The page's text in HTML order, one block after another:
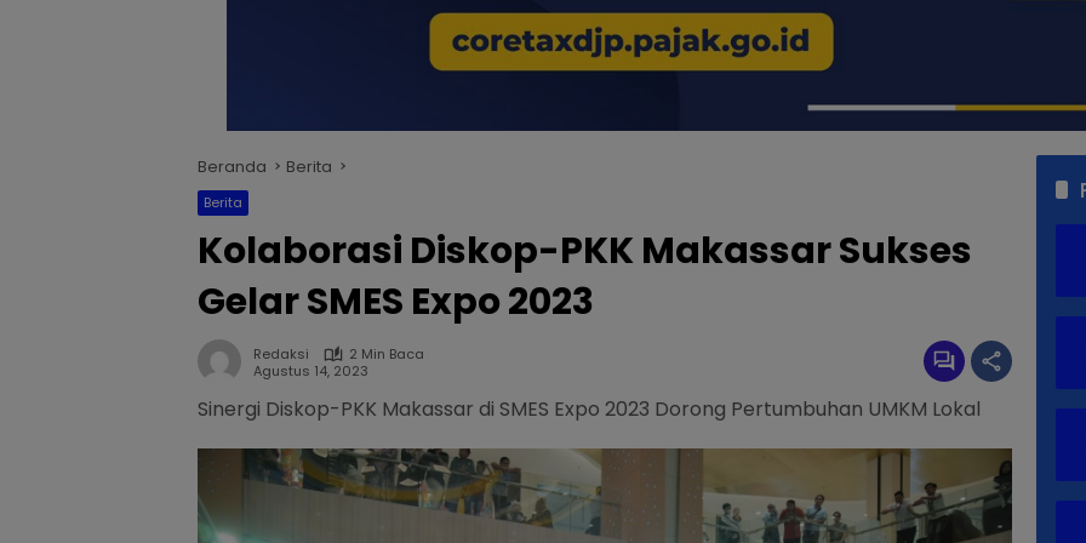
Beranda Berita
Berita
Kolaborasi Diskop-PKK Makassar Sukses
Gelar SMES Expo 2023
Redaksi
2 Min Baca
Agustus 14, 2023
Sinergi Diskop-PKK Makassar di SMES Expo 2023 Dorong Pertumbuhan UMKM Lokal